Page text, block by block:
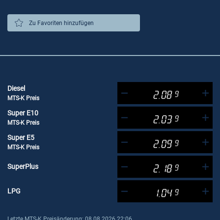
Zu Favoriten hinzufügen
Diesel
MTS-K Preis 2.08 9
Super E10
MTS-K Preis 2.03 9
Super E5
MTS-K Preis 2.09 9
SuperPlus 2.18 9
LPG 1.04 9